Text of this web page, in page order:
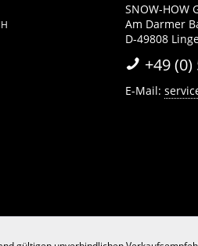
SNOW-HOW
Am Darmer
D-49808
+49
E-Mail: